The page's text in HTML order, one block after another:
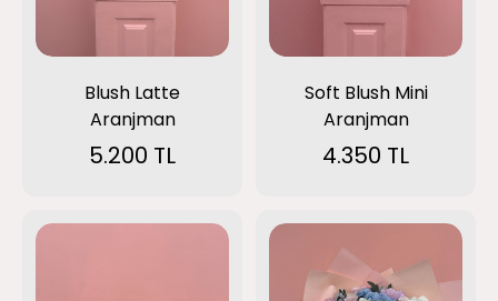
Blush Latte
Aranjman
5.200 TL
Soft Blush Mini
Aranjman
4.350 TL